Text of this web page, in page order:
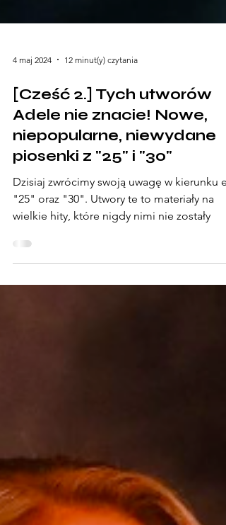
4 maj 2024 12 minut(y) czytania
[Cześć 2.] Tych utworów
Adele nie znacie! Nowe,
niepopularne, niewydane
piosenki z "25" i "30"
Dzisiaj zwrócimy swoją uwagę w kierunku
"25" oraz "30". Utwory te to materiały na
wielkie hity, które nigdy nimi nie zostały